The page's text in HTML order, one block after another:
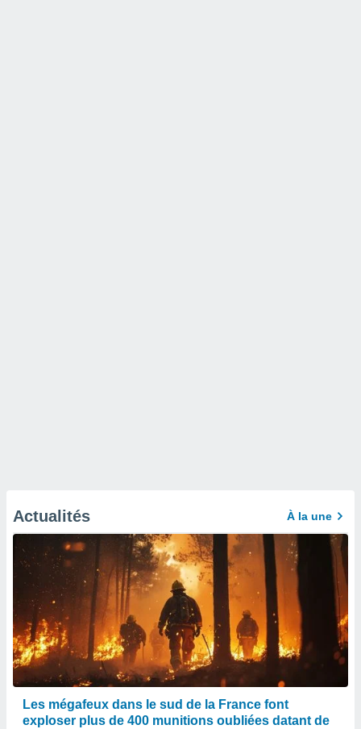
Actualités À la une
Les mégafeux dans le sud de la France font
exploser plus de 400 munitions oubliées datant de